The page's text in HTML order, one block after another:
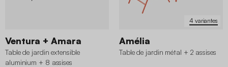
Ventura + Amara
Table de jardin extensible
aluminium + 8 assises
4 variantes
Amélia
Table de jardin métal + 2 assises